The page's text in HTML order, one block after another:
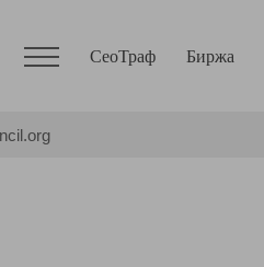
СеоТраф Биржа